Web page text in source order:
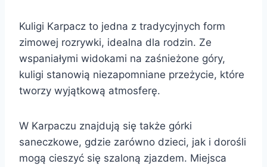
Kuligi Karpacz to jedna z tradycyjnych form
zimowej rozrywki, idealna dla rodzin. Ze
wspaniałymi widokami na zaśnieżone góry,
kuligi stanowią niezapomniane przeżycie, które
tworzy wyjątkową atmosferę.
W Karpaczu znajdują się także górki
saneczkowe, gdzie zarówno dzieci, jak i dorośli
mogą cieszyć się szaloną zjazdem. Miejsca